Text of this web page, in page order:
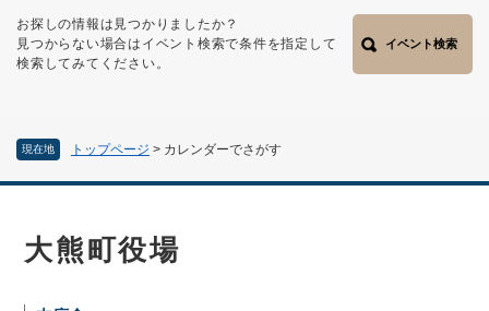
現在地 トップページ > カレンダーでさがす
お探しの情報は見つかりましたか？
見つからない場合はイベント検索で条件を指定して
検索してみてください。
イベント検索
大熊町役場